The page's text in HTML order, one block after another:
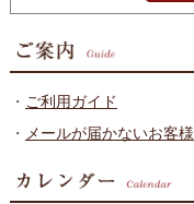
・ ご利用ガイド
・ メールが届かないお客様